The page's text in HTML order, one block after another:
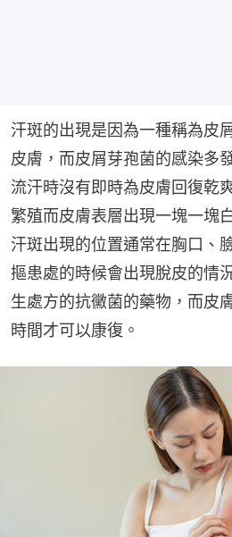
汗斑的出現是因為一種稱為皮
皮膚，而皮屑芽孢菌的感染多
流汗時沒有即時為皮膚回復乾
繁殖而皮膚表層出現一塊一塊
汗斑出現的位置通常在胸口、
摳患處的時候會出現脫皮的情
生處方的抗黴菌的藥物，而皮
時間才可以康復。